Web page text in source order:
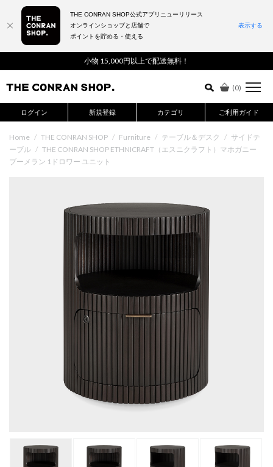
小物 15,000円以上で配送無料！
(0)
ログイン 新規登録 カテゴリ ご利用ガイド
詳細検索はこちら
Home / THE CONRAN SHOP / Furniture / テーブル＆デスク / サイドテ
ーブル / THE CONRAN SHOP ETHNICRAFT（エスニクラフト）マホガニー
ブーメラン 1ドロワー ユニット
THE CONRAN SHOP公式アプリニューリリース
オンラインショップと店舗で
ポイントを貯める・使える
表示する